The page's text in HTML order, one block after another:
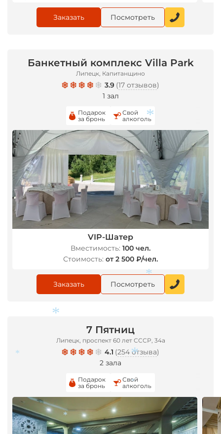
Заказать Посмотреть
Банкетный комплекс Villa Park
Липецк, Капитанщино
3.9 (17 отзывов)
1 зал
Подарок
за бронь
Свой
алкоголь
VIP-Шатер
Вместимость: 100 чел.
Стоимость: от 2 500 ₽/чел.
Заказать Посмотреть
7 Пятниц
Липецк, проспект 60 лет СССР, 34а
4.1 (254 отзыва)
2 зала
Подарок
за бронь
Свой
алкоголь
*
*
*
*